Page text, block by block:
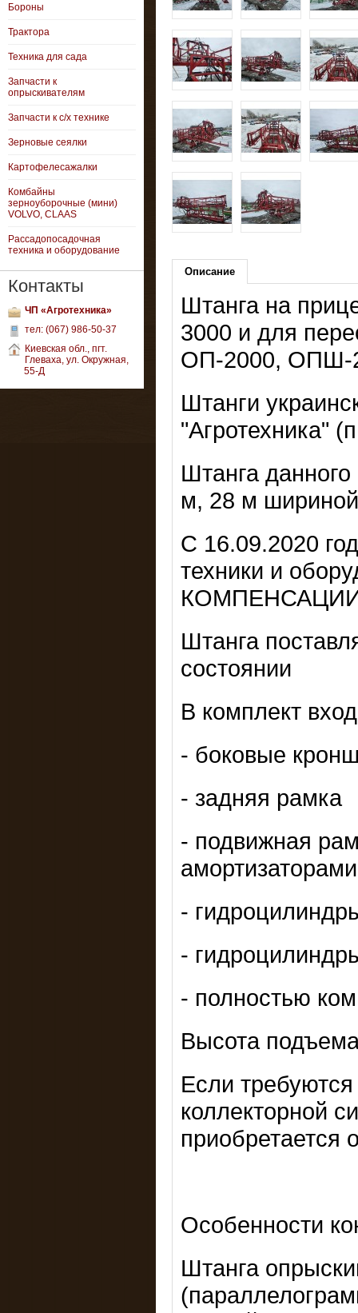
Бороны
Трактора
Техника для сада
Запчасти к
опрыскивателям
Запчасти к с/х технике
Зерновые сеялки
Картофелесажалки
Комбайны
зерноуборочные (мини)
VOLVO, CLAAS
Рассадопосадочная
техника и оборудование
Контакты
ЧП «Агротехника»
тел: (067) 986-50-37
Киевская обл., пгт.
Глеваха, ул. Окружная,
55-Д
Описание
Штанга на
3000 и для
ОП-2000, ОПШ-
Штанги
"Агротехника"
Штанга
м, 28 м шириной
С 16.09.2020
техники и
КОМПЕНСАЦИИ
Штанга
состоянии
В комплект
- боковые
- задняя рамка
- подвижная
амортизаторами
-
-
- полностью
Высота
Если
коллекторной
приобретается
Особенности
Штанга